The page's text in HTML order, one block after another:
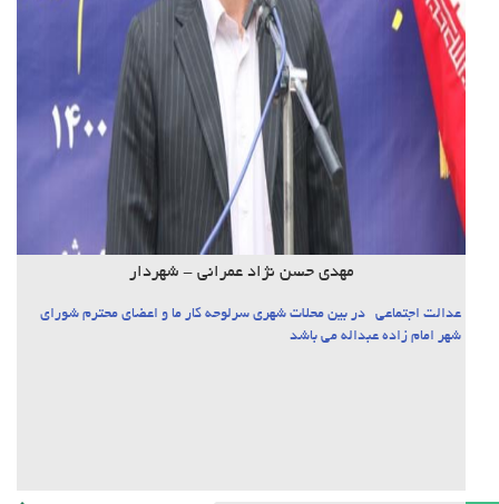
مهدی حسن نژاد عمرانی - شهردار
عدالت اجتماعی در بین محلات شهری سرلوحه کار ما و اعضای محترم شورای
شهر امام زاده عبداله می باشد